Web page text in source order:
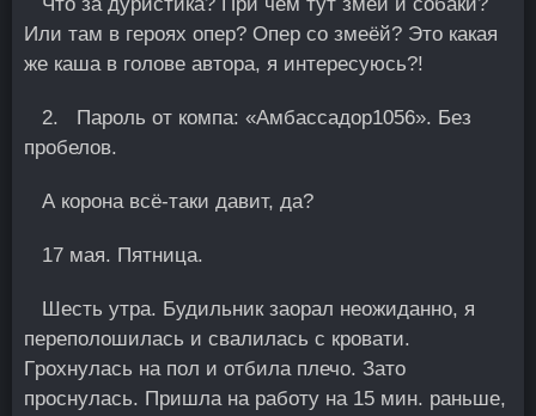
Или там в героях опер? Опер со змеёй? Это какая
же каша в голове автора, я интересуюсь?!
2. Пароль от компа: «Αмбассадор1056». Без
пробелов.
А корона всё-таки давит, да?
17 мая. Пятница.
Шесть утра. Будильник заорал неожиданно, я
переполошилась и свалилась с кровати.
Γрохнулась на пол и отбила плечо. Зато
проснулась. Пришла на рабoту на 15 мин. раньше,